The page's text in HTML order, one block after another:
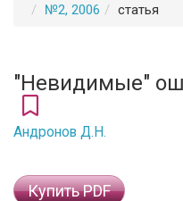
№2, 2006
статья
"Невидимые"
Андронов Д.Н.
Купить PDF